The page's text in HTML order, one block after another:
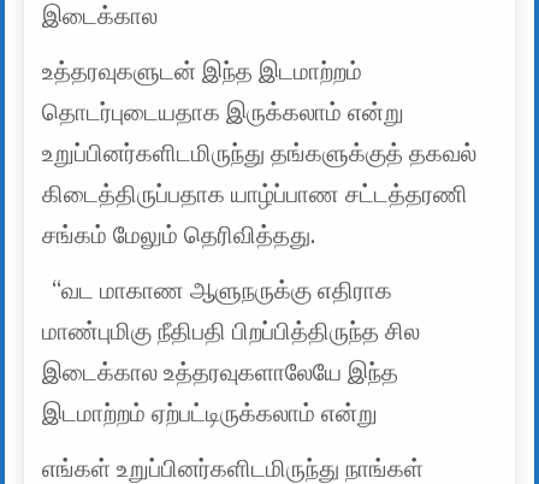
இடைக்கால
உத்தரவுகளுடன் இந்த இடமாற்றம்
தொடர்புடையதாக இருக்கலாம் என்று
உறுப்பினர்களிடமிருந்து தங்களுக்குத் தகவல்
கிடைத்திருப்பதாக யாழ்ப்பாண சட்டத்தரணி
சங்கம் மேலும் தெரிவித்தது.
“வட மாகாண ஆளுநருக்கு எதிராக
மாண்புமிகு நீதிபதி பிறப்பித்திருந்த சில
இடைக்கால உத்தரவுகளாலேயே இந்த
இடமாற்றம் ஏற்பட்டிருக்கலாம் என்று
எங்கள் உறுப்பினர்களிடமிருந்து நாங்கள்